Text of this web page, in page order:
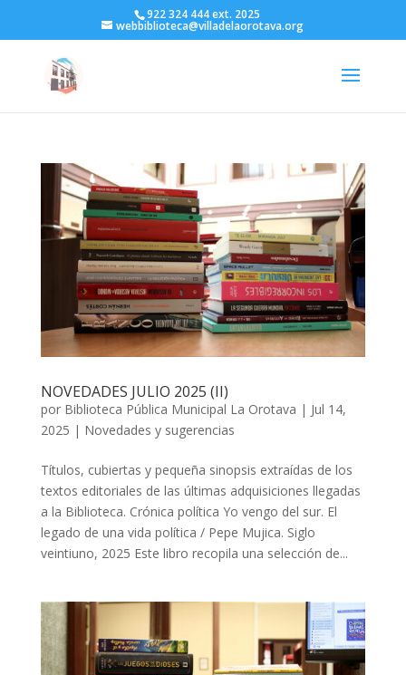
922 324 444 ext. 2025
webbiblioteca@villadelaorotava.org
NOVEDADES JULIO 2025 (II)
por Biblioteca Pública Municipal La Orotava | Jul 14,
2025 | Novedades y sugerencias
Títulos, cubiertas y pequeña sinopsis extraídas de los
textos editoriales de las últimas adquisiciones llegadas
a la Biblioteca. Crónica política Yo vengo del sur. El
legado de una vida política / Pepe Mujica. Siglo
veintiuno, 2025 Este libro recopila una selección de...